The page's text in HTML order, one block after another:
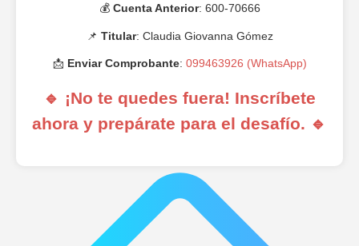
💰 Cuenta Anterior: 600-70666
📌 Titular: Claudia Giovanna Gómez
📩 Enviar Comprobante: 099463926 (WhatsApp)
🔹 ¡No te quedes fuera! Inscríbete
ahora y prepárate para el desafío. 🔹